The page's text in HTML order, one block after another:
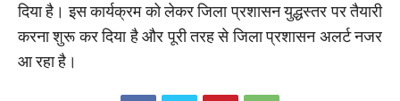
दिया है। इस कार्यक्रम को लेकर जिला प्रशासन युद्धस्तर पर तैयारी
करना शुरू कर दिया है और पूरी तरह से जिला प्रशासन अलर्ट नजर
आ रहा है।